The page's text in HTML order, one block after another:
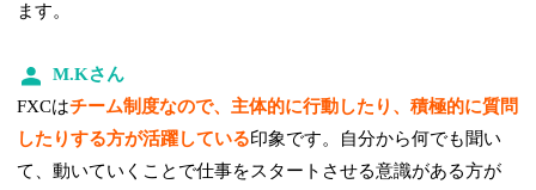
ます。
M.Kさん
FXCはチーム制度なので、主体的に行動したり、積極的に質問
したりする方が活躍している印象です。自分から何でも聞い
て、動いていくことで仕事をスタートさせる意識がある方が